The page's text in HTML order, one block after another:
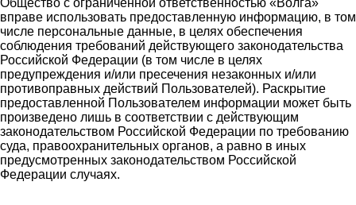
Общество с ограниченной ответственностью «Волга»
вправе использовать предоставленную информацию, в том
числе персональные данные, в целях обеспечения
соблюдения требований действующего законодательства
Российской Федерации (в том числе в целях
предупреждения и/или пресечения незаконных и/или
противоправных действий Пользователей). Раскрытие
предоставленной Пользователем информации может быть
произведено лишь в соответствии с действующим
законодательством Российской Федерации по требованию
суда, правоохранительных органов, а равно в иных
предусмотренных законодательством Российской
Федерации случаях.